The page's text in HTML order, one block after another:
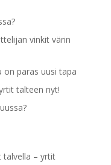
vinkit värin
on paras uusi tapa
talteen nyt!
talvella – yrtit